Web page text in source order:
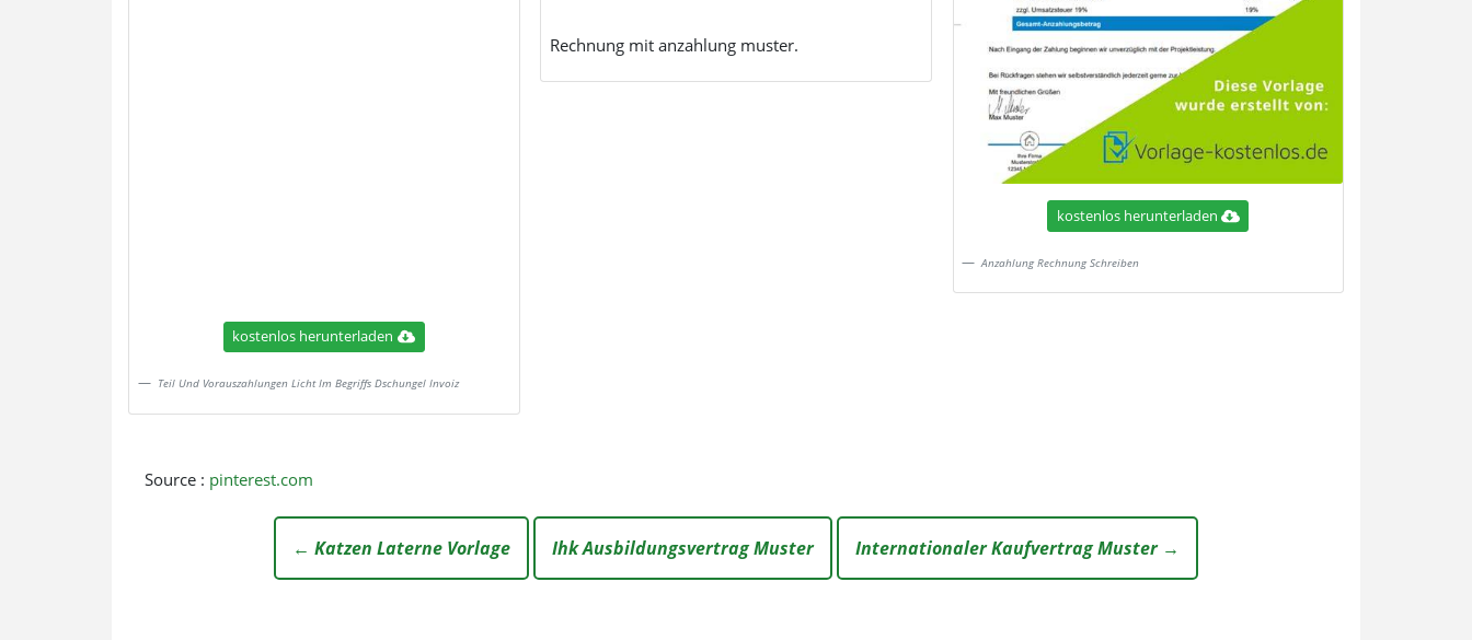
kostenlos herunterladen
Teil Und Vorauszahlungen Licht Im Begriffs Dschungel Invoiz
Rechnung mit anzahlung muster.
kostenlos herunterladen
Anzahlung Rechnung Schreiben
Source : pinterest.com
← Katzen Laterne Vorlage Ihk Ausbildungsvertrag Muster Internationaler Kaufvertrag Muster →